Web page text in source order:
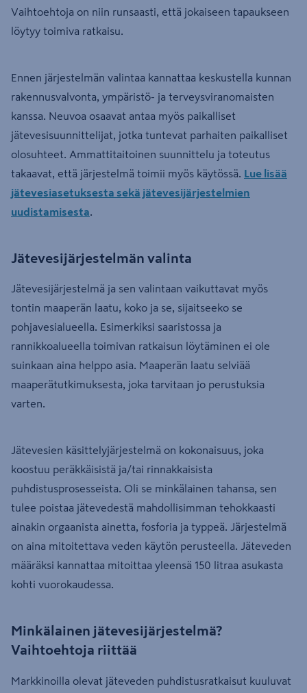
Vaihtoehtoja on niin runsaasti, että jokaiseen tapaukseen
löytyy toimiva ratkaisu.
Ennen järjestelmän valintaa kannattaa keskustella kunnan
rakennusvalvonta, ympäristö- ja terveysviranomaisten
kanssa. Neuvoa osaavat antaa myös paikalliset
jätevesisuunnittelijat, jotka tuntevat parhaiten paikalliset
olosuhteet. Ammattitaitoinen suunnittelu ja toteutus
takaavat, että järjestelmä toimii myös käytössä. Lue lisää
jätevesiasetuksesta sekä jätevesijärjestelmien
uudistamisesta
Jätevesijärjestelmän valinta
Jätevesijärjestelmä ja sen valintaan vaikuttavat myös
tontin maaperän laatu, koko ja se, sijaitseeko se
pohjavesialueella. Esimerkiksi saaristossa ja
rannikkoalueella toimivan ratkaisun löytäminen ei ole
suinkaan aina helppo asia. Maaperän laatu selviää
maaperätutkimuksesta, joka tarvitaan jo perustuksia
varten.
Jätevesien käsittelyjärjestelmä on kokonaisuus, joka
koostuu peräkkäisistä ja/tai rinnakkaisista
puhdistusprosesseista. Oli se minkälainen tahansa, sen
tulee poistaa jätevedestä mahdollisimman tehokkaasti
ainakin orgaanista ainetta, fosforia ja typpeä. Järjestelmä
on aina mitoitettava veden käytön perusteella. Jäteveden
määräksi kannattaa mitoittaa yleensä 150 litraa asukasta
kohti vuorokaudessa.
Minkälainen jätevesijärjestelmä?
Vaihtoehtoja riittää
Markkinoilla olevat jäteveden puhdistusratkaisut kuuluvat